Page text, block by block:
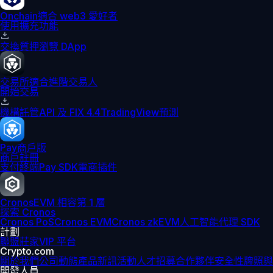
Onchain適合 web3 愛好者
使用擴充功能
交換質押瀏覽 DApp
交易所適合進階交易人
開始交易
機構託管API 及 FIX 4.4TradingView預測
Pay商戶版
商戶註冊
支付終端Pay SDK電商插件
CronosEVM 相容第 1 層
探索 Cronos
Cronos PoSCronos EVMCronos zkEVM人工智能代理 SDK
計劃
聯盟莊家VIP 平台
Crypto.com
關於我們公司動態產品新訊活動人才招募合作夥伴安全性牌照
開發人員